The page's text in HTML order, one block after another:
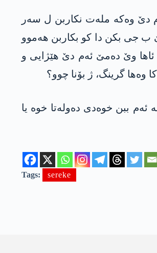
دێ وەکە ملەت نکاربن ل سەر
ب جی بکن دا کو بکاربن ھەموو
وێ دەمێ ئەم دێ ھێژایی و
وەھا گرینگ، ژ بۆنا چوو؟
ئەم ببن خوەدی دەولەتا خوە یا
Tags: sereke